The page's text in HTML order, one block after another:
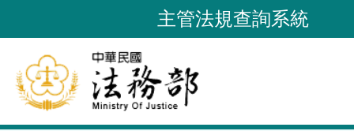
到
要
內
主管法規查詢系統